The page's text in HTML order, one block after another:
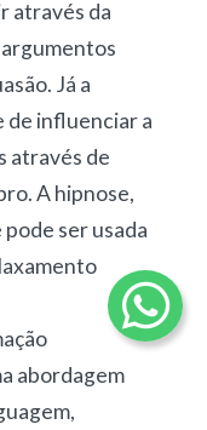
através da
Já a
de influenciar a
através de
A hipnose,
ser usada
abordagem